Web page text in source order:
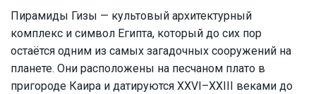
Пирамиды Гизы — культовый архитектурный
комплекс и символ Египта, который до сих пор
остаётся одним из самых загадочных сооружений на
планете. Они расположены на песчаном плато в
пригороде Каира и датируются XXVI–XXIII веками до